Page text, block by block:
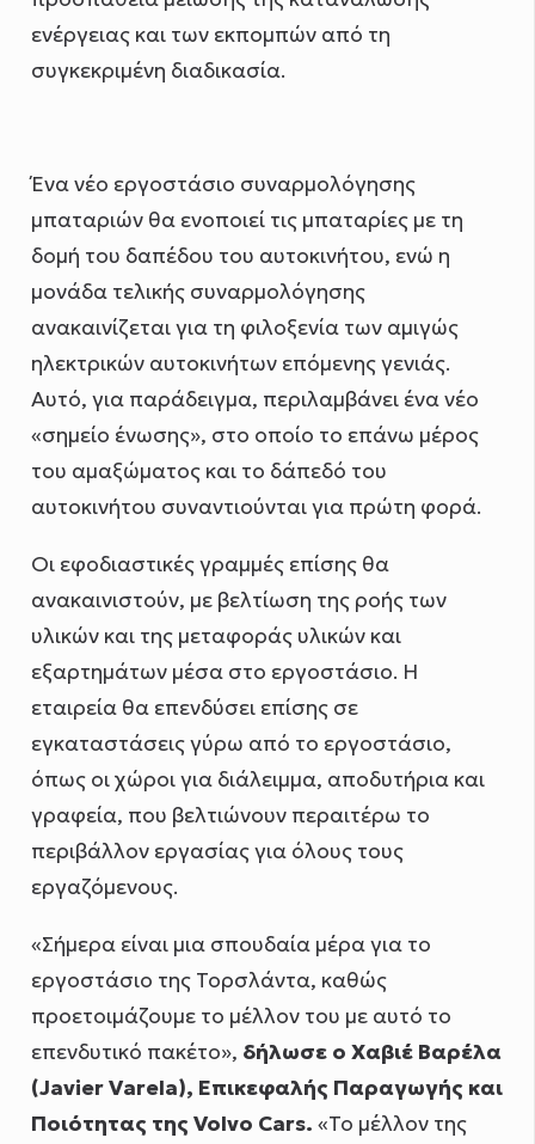
ενέργειας και των εκπομπών από τη
συγκεκριμένη διαδικασία.
Ένα νέο εργοστάσιο συναρμολόγησης
μπαταριών θα ενοποιεί τις μπαταρίες με τη
δομή του δαπέδου του αυτοκινήτου, ενώ η
μονάδα τελικής συναρμολόγησης
ανακαινίζεται για τη φιλοξενία των αμιγώς
ηλεκτρικών αυτοκινήτων επόμενης γενιάς.
Αυτό, για παράδειγμα, περιλαμβάνει ένα νέο
«σημείο ένωσης», στο οποίο το επάνω μέρος
του αμαξώματος και το δάπεδό του
αυτοκινήτου συναντιούνται για πρώτη φορά.
Οι εφοδιαστικές γραμμές επίσης θα
ανακαινιστούν, με βελτίωση της ροής των
υλικών και της μεταφοράς υλικών και
εξαρτημάτων μέσα στο εργοστάσιο. Η
εταιρεία θα επενδύσει επίσης σε
εγκαταστάσεις γύρω από το εργοστάσιο,
όπως οι χώροι για διάλειμμα, αποδυτήρια και
γραφεία, που βελτιώνουν περαιτέρω το
περιβάλλον εργασίας για όλους τους
εργαζόμενους.
«Σήμερα είναι μια σπουδαία μέρα για το
εργοστάσιο της Τορσλάντα, καθώς
προετοιμάζουμε το μέλλον του με αυτό το
επενδυτικό πακέτο», δήλωσε ο Χαβιέ Βαρέλα
(Javier Varela), Επικεφαλής Παραγωγής και
Ποιότητας της Volvo Cars.«Το μέλλον της